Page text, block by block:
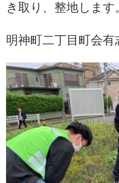
き取り、整地します
明神町二丁目町会